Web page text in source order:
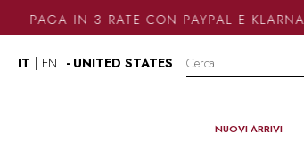
PAGA IN 3 RATE CON PAYPAL E
IT EN - UNITED STATES
NUOVI ARRIVI